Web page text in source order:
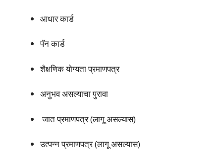
आधार कार्ड
पॅन कार्ड
शैक्षणिक योग्यता प्रमाणपत्र
अनुभव असल्याचा पुरावा
जात प्रमाणपत्र (लागू असल्यास)
उत्पन्न प्रमाणपत्र (लागू असल्यास)